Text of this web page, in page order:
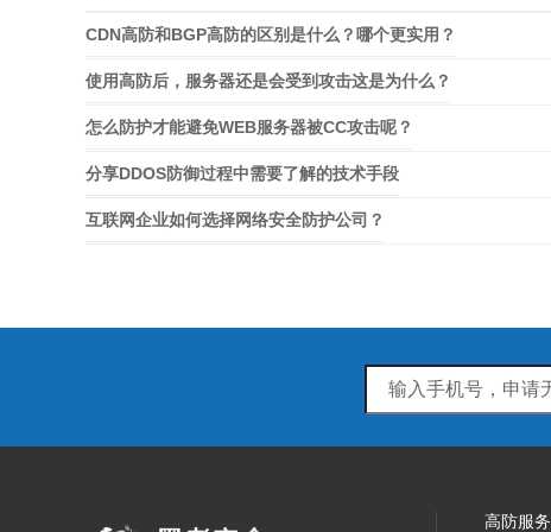
CDN高防和BGP高防的区别是什么？哪个更实用？
使用高防后，服务器还是会受到攻击这是为什么？
怎么防护才能避免WEB服务器被CC攻击呢？
分享DDOS防御过程中需要了解的技术手段
互联网企业如何选择网络安全防护公司？
高防服务